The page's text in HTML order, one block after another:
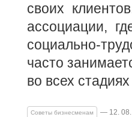
своих
ассоциации,
социально-
часто
во всех
Советы бизнесменам — 12. 08.